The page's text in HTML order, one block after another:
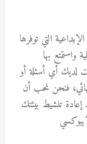
التي توفرها
بها
لديك أي أسئلة أو
فنحن نحب أن
تنشيط بيئتك